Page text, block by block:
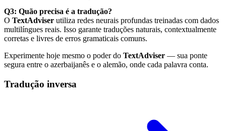
Q3: Quão precisa é a tradução?
O TextAdviser utiliza redes neurais profundas treinadas com dados
multilíngues reais. Isso garante traduções naturais, contextualmente
corretas e livres de erros gramaticais comuns.
Experimente hoje mesmo o poder do TextAdviser — sua ponte
segura entre o azerbaijanês e o alemão, onde cada palavra conta.
Tradução inversa